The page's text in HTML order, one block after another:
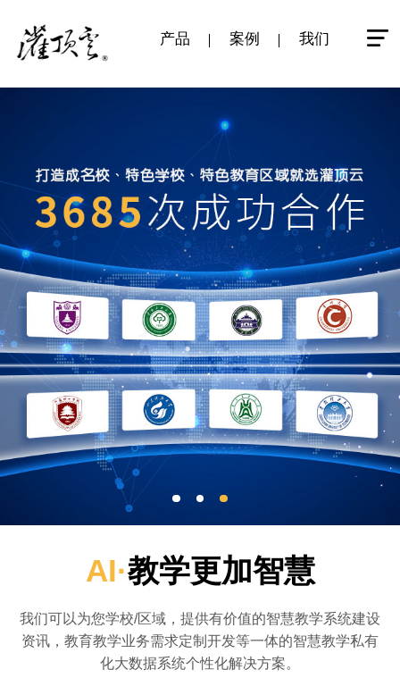
产品 案例 我们
AI·教学更加智慧
我们可以为您学校/区域，提供有价值的智慧教学系统建设
资讯，教育教学业务需求定制开发等一体的智慧教学私有
化大数据系统个性化解决方案。